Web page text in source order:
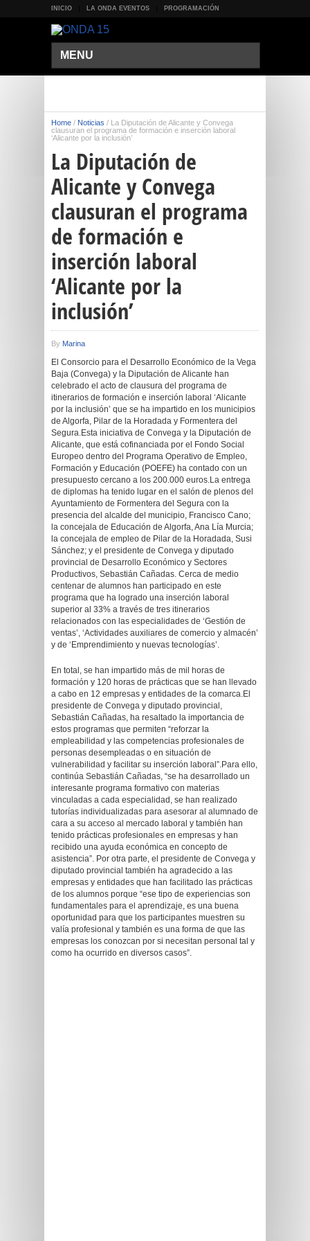
INICIO LA ONDA EVENTOS PROGRAMACIÓN
MENU
Home / Noticias / La Diputación de Alicante y Convega
clausuran el programa de formación e inserción laboral
‘Alicante por la inclusión’
La Diputación de
Alicante y Convega
clausuran el programa
de formación e
inserción laboral
‘Alicante por la
inclusión’
By Marina
El Consorcio para el Desarrollo Económico de la Vega
Baja (Convega) y la Diputación de Alicante han
celebrado el acto de clausura del programa de
itinerarios de formación e inserción laboral ‘Alicante
por la inclusión’ que se ha impartido en los municipios
de Algorfa, Pilar de la Horadada y Formentera del
Segura.Esta iniciativa de Convega y la Diputación de
Alicante, que está cofinanciada por el Fondo Social
Europeo dentro del Programa Operativo de Empleo,
Formación y Educación (POEFE) ha contado con un
presupuesto cercano a los 200.000 euros.La entrega
de diplomas ha tenido lugar en el salón de plenos del
Ayuntamiento de Formentera del Segura con la
presencia del alcalde del municipio, Francisco Cano;
la concejala de Educación de Algorfa, Ana Lía Murcia;
la concejala de empleo de Pilar de la Horadada, Susi
Sánchez; y el presidente de Convega y diputado
provincial de Desarrollo Económico y Sectores
Productivos, Sebastián Cañadas. Cerca de medio
centenar de alumnos han participado en este
programa que ha logrado una inserción laboral
superior al 33% a través de tres itinerarios
relacionados con las especialidades de ‘Gestión de
ventas’, ‘Actividades auxiliares de comercio y almacén’
y de ‘Emprendimiento y nuevas tecnologías’.
En total, se han impartido más de mil horas de
formación y 120 horas de prácticas que se han llevado
a cabo en 12 empresas y entidades de la comarca.El
presidente de Convega y diputado provincial,
Sebastián Cañadas, ha resaltado la importancia de
estos programas que permiten “reforzar la
empleabilidad y las competencias profesionales de
personas desempleadas o en situación de
vulnerabilidad y facilitar su inserción laboral”.Para ello,
continúa Sebastián Cañadas, “se ha desarrollado un
interesante programa formativo con materias
vinculadas a cada especialidad, se han realizado
tutorías individualizadas para asesorar al alumnado de
cara a su acceso al mercado laboral y también han
tenido prácticas profesionales en empresas y han
recibido una ayuda económica en concepto de
asistencia”. Por otra parte, el presidente de Convega y
diputado provincial también ha agradecido a las
empresas y entidades que han facilitado las prácticas
de los alumnos porque “ese tipo de experiencias son
fundamentales para el aprendizaje, es una buena
oportunidad para que los participantes muestren su
valía profesional y también es una forma de que las
empresas los conozcan por si necesitan personal tal y
como ha ocurrido en diversos casos”.